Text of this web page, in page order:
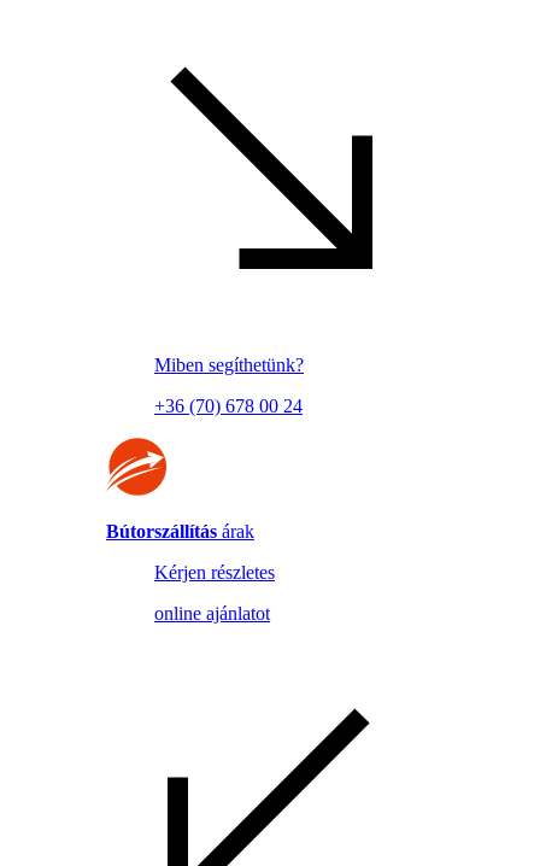
Miben segíthetünk?
+36 (70) 678 00 24
Bútorszállítás árak
Kérjen részletes
online ajánlatot